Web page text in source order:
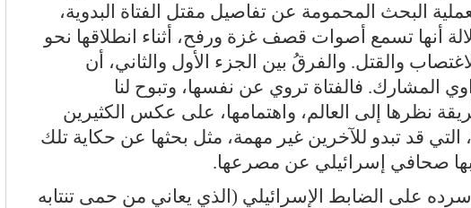
البحث المحمومة عن تفاصيل مقتل الفتاة البدوية،
أنها تسمع أصوات قصف غزة ورفح، أثناء انطلاقها نحو
والقتل. والفرقُ بين الجزء الأول والثاني، أن
المشارك. فالفتاة تروي عن نفسها، وتبوح لنا
نظرها إلى العالم، واهتمامها، على عكس الكثيرين
التي قد تبدو للآخرين غير مهمة، مثل بحثها عن حكاية تلك
صحافي إسرائيلي عن مصرعها.
على الضابط الإسرائيلي (الذي يعاني من حمى تنتابه